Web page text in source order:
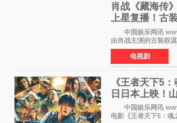
肖战《藏海传
上星复播！古
视热潮
中国娱乐网讯
由肖战主演的古装权
卫视上星复播，引发
络平台播出，凭借精
口碑，此次上
电视剧
《王者天下5
日日本上映！
最大“函谷关防
中国娱乐网讯 www
电影《王者天下5：